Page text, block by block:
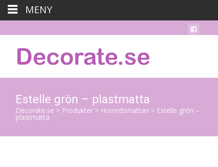
Estelle grön – plastmatta
Decorate.se > Produkter > Horredsmattan > Estelle grön –
plastmatta
MENY